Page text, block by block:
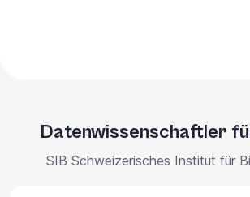
Datenwissenschaftler
SIB Schweizerisches Institut für